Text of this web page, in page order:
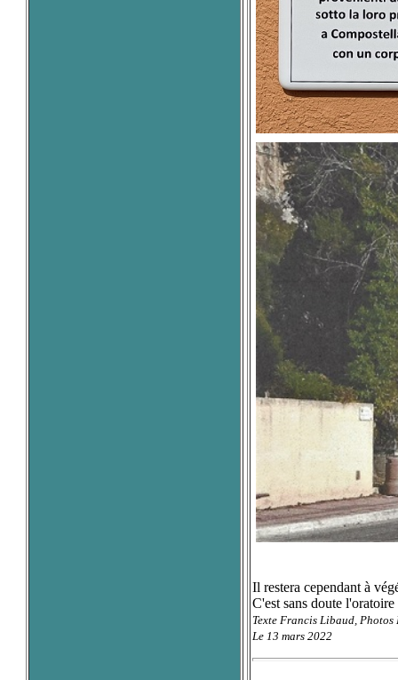
Il restera cependant à
C'est sans doute
Texte Francis Libaud, Photos
Le 13 mars 2022